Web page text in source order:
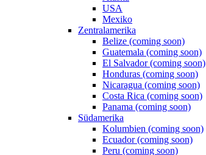
USA
Mexiko
Zentralamerika
Belize (coming soon)
Guatemala (coming soon)
El Salvador (coming soon)
Honduras (coming soon)
Nicaragua (coming soon)
Costa Rica (coming soon)
Panama (coming soon)
Südamerika
Kolumbien (coming soon)
Ecuador (coming soon)
Peru (coming soon)